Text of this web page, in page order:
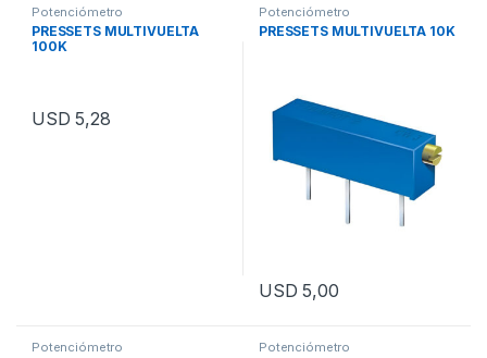
Potenciómetro
PRESSETS MULTIVUELTA
100K
USD 5,28
Potenciómetro
PRESSETS MULTIVUELTA 10K
USD 5,00
Potenciómetro Potenciómetro